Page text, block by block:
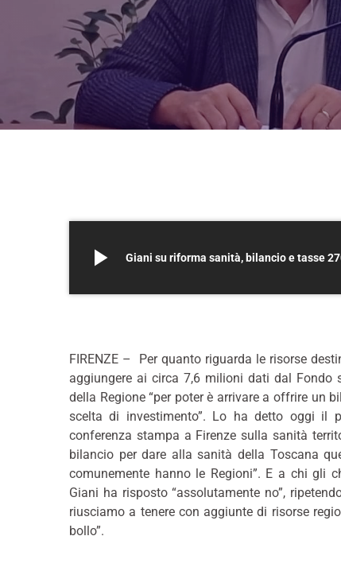
play_arrow Giani su riforma sanità, bilancio e tasse
FIRENZE – Per quanto riguarda le risorse
aggiungere ai circa 7,6 milioni dati dal
della Regione “per poter è arrivare a offrire un
scelta di investimento”. Lo ha detto oggi il
conferenza stampa a Firenze sulla sanità
bilancio per dare alla sanità della Toscana
comunemente hanno le Regioni”. E a chi gli
Giani ha risposto “assolutamente no”,
riusciamo a tenere con aggiunte di risorse
bollo”.